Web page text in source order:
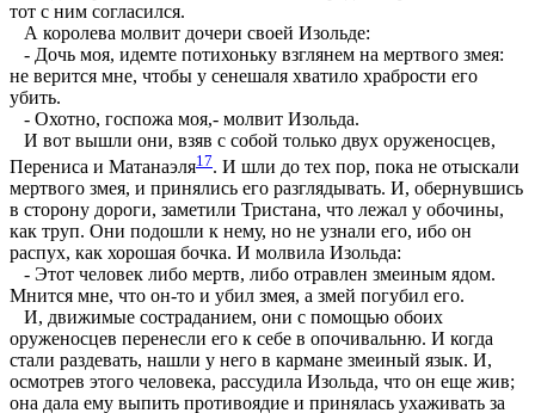
тот с ним согласился.
А королева молвит дочери своей Изольде:
- Дочь моя, идемте потихоньку взглянем на мертвого змея:
не верится мне, чтобы у сенешаля хватило храбрости его
убить.
- Охотно, госпожа моя,- молвит Изольда.
И вот вышли они, взяв с собой только двух оруженосцев,
Перениса и Матанаэля17. И шли до тех пор, пока не отыскали
мертвого змея, и принялись его разглядывать. И, обернувшись
в сторону дороги, заметили Тристана, что лежал у обочины,
как труп. Они подошли к нему, но не узнали его, ибо он
распух, как хорошая бочка. И молвила Изольда:
- Этот человек либо мертв, либо отравлен змеиным ядом.
Мнится мне, что он-то и убил змея, а змей погубил его.
И, движимые состраданием, они с помощью обоих
оруженосцев перенесли его к себе в опочивальню. И когда
стали раздевать, нашли у него в кармане змеиный язык. И,
осмотрев этого человека, рассудила Изольда, что он еще жив;
она дала ему выпить противоядие и принялась ухаживать за